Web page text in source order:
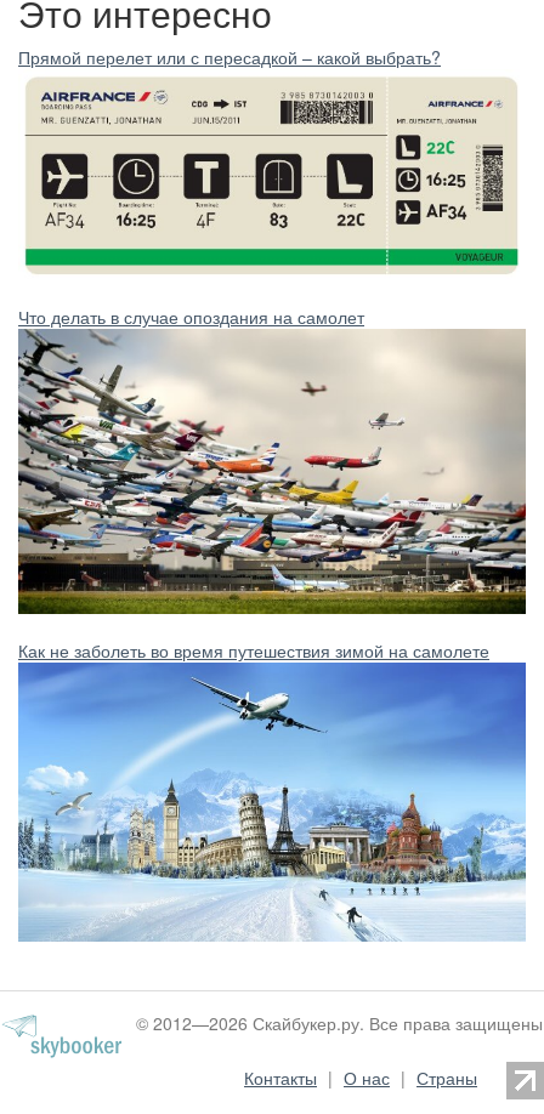
Это интересно
Прямой перелет или с пересадкой – какой выбрать?
Что делать в случае опоздания на самолет
Как не заболеть во время путешествия зимой на самолете
© 2012—2026 Скайбукер.ру. Все права защищены
Контакты | О нас | Страны